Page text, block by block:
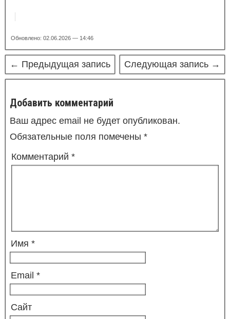
Обновлено: 02.06.2026 — 14:46
← Предыдущая запись Следующая запись →
Добавить комментарий
Ваш адрес email не будет опубликован.
Обязательные поля помечены *
Комментарий *
Имя *
Email *
Сайт